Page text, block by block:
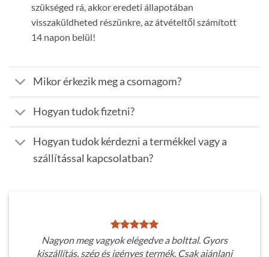
szükséged rá, akkor eredeti állapotában
visszaküldheted részünkre, az átvételtől számított
14 napon belül!
Mikor érkezik meg a csomagom?
Hogyan tudok fizetni?
Hogyan tudok kérdezni a termékkel vagy a
szállítással kapcsolatban?
Nagyon meg vagyok elégedve a bolttal. Gyors
kiszállítás, szép és igényes termék. Csak ajánlani